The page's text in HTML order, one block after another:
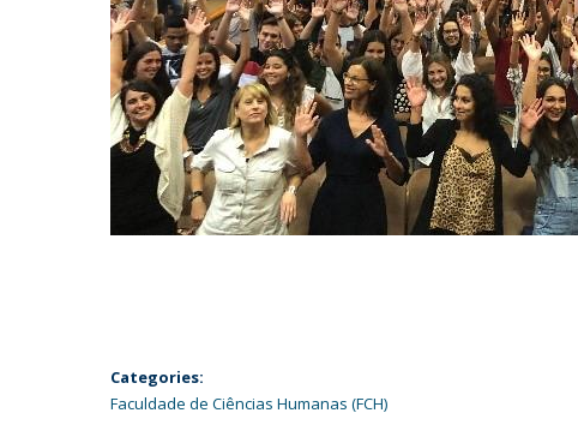
Categories:
Faculdade de Ciências Humanas (FCH)